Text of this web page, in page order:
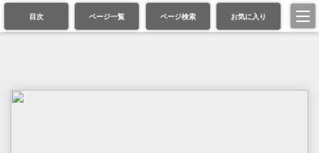
目次 ページ一覧 ページ検索 お気に入り